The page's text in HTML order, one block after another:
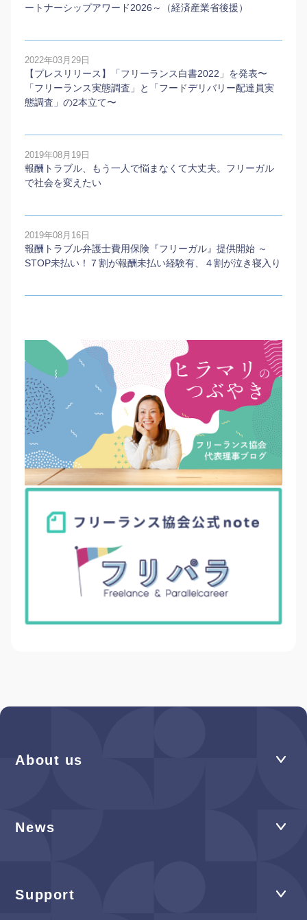
ートナーシップアワード2026～（経済産業省後援）
2022年03月29日
【プレスリリース】「フリーランス白書2022」を発表〜
「フリーランス実態調査」と「フードデリバリー配達員実
態調査」の2本⽴て〜
2019年08月19日
報酬トラブル、もう一人で悩まなくて大丈夫。フリーガル
で社会を変えたい
2019年08月16日
報酬トラブル弁護士費用保険『フリーガル』提供開始 ～
STOP未払い！７割が報酬未払い経験有、４割が泣き寝入り
About us
News
Support